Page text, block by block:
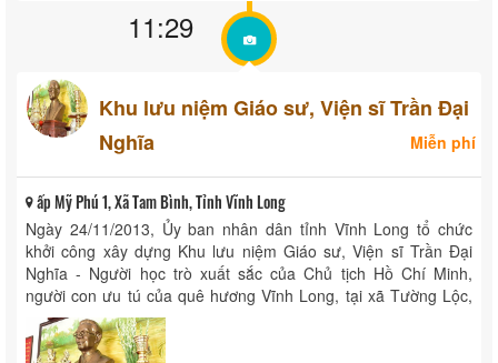
11:29
Khu lưu niệm Giáo sư, Viện sĩ Trần Đại
Nghĩa
Miễn phí
ấp Mỹ Phú 1, Xã Tam Bình, Tỉnh Vĩnh Long
Ngày 24/11/2013, Ủy ban nhân dân tỉnh Vĩnh Long tổ chức
khởi công xây dựng Khu lưu niệm Giáo sư, Viện sĩ Trần Đại
Nghĩa - Người học trò xuất sắc của Chủ tịch Hồ Chí Minh,
người con ưu tú của quê hương Vĩnh Long, tại xã Tường Lộc,